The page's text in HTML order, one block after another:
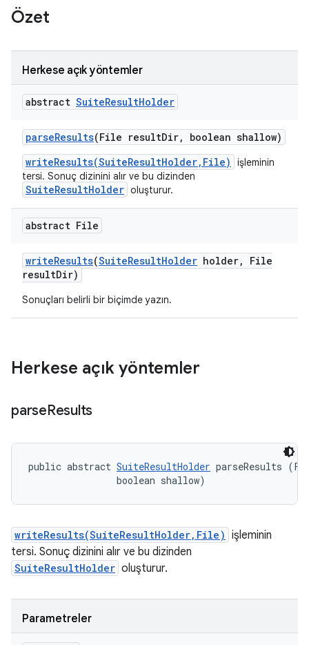
Özet
Herkese açık yöntemler
abstract SuiteResultHolder
parseResults(File resultDir,
boolean shallow)
writeResults(SuiteResultHolder,File)
işleminin
tersi. Sonuç dizinini alır ve bu dizinden
SuiteResultHolder oluşturur.
abstract File
writeResults(SuiteResultHolder holder,
File
resultDir)
Sonuçları belirli bir biçimde yazın.
Herkese açık yöntemler
parseResults
public abstract SuiteResultHolder parseResults
                boolean shallow)
writeResults(SuiteResultHolder,File) işleminin
tersi. Sonuç dizinini alır ve bu dizinden
SuiteResultHolder oluşturur.
Parametreler